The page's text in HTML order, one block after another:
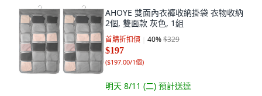
AHOYE 雙面內衣褲收納掛袋 衣物收納
2個, 雙面款 灰色, 1組
首購折扣價 40%$329
$197
($197.00/1個)
明天 8/11 (二) 預計送達